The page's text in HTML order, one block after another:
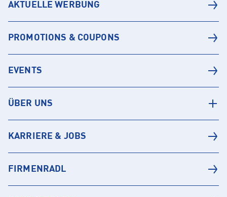
AKTUELLE WERBUNG
PROMOTIONS & COUPONS
EVENTS
ÜBER UNS
KARRIERE & JOBS
FIRMENRADL